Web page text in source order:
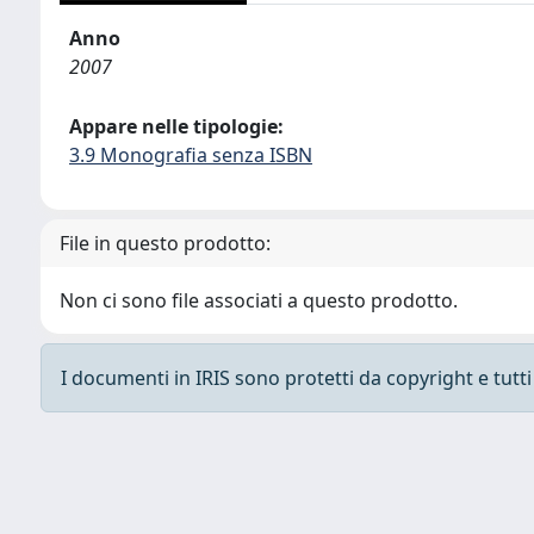
Anno
2007
Appare nelle tipologie:
3.9 Monografia senza ISBN
File in questo prodotto:
Non ci sono file associati a questo prodotto.
I documenti in IRIS sono protetti da copyright e